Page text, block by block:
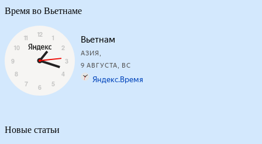
Время во Вьетнаме
Новые статьи